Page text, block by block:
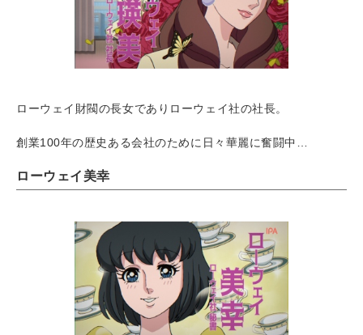
ローウェイ財閥の長女でありローウェイ社の社長。
創業100年の歴史ある会社のために日々華麗に奮闘中…
ローウェイ美幸